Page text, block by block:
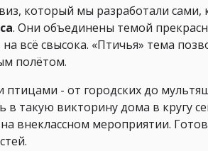
который мы разработали сами,
. Они объединены темой
всё свысока. «Птичья» тема
полётом.
- от городских до
в такую викторину дома в кругу
внеклассном мероприятии.